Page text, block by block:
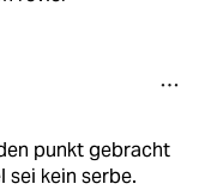
punkt gebracht
sei kein serbe.